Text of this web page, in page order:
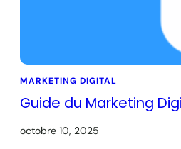
MARKETING DIGITAL
Guide du Marketing
octobre 10, 2025